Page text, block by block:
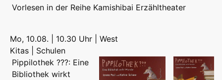
Vorlesen in der Reihe Kamishibai Erzähltheater
Mo, 10.08. | 10.30 Uhr | West
Kitas | Schulen
Pippilothek ???: Eine
Bibliothek wirkt